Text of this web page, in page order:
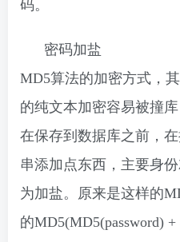
码。
密码加盐
MD5算法的加密方式，
的纯文本加密容易被撞
在保存到数据库之前，
串添加点东西，主要身
为加盐。原来是这样的
的MD5(MD5(password)